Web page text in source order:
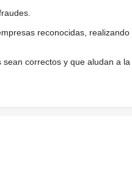
reconocidas,
correctos y que aludan a la